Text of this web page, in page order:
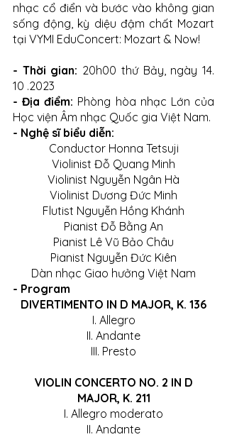
nhạc cổ điển và bước vào không gian
sống động, kỳ diệu đậm chất Mozart
tại VYMI EduConcert: Mozart & Now!
- Thời gian: 20h00 thứ Bảy, ngày 14.
10 .2023
- Địa điểm: Phòng hòa nhạc Lớn của
Học viện Âm nhạc Quốc gia Việt Nam.
- Nghệ sĩ biểu diễn:
Conductor Honna Tetsuji
Violinist Đỗ Quang Minh
Violinist Nguyễn Ngân Hà
Violinist Dương Đức Minh
Flutist Nguyễn Hồng Khánh
Pianist Đỗ Bằng An
Pianist Lê Vũ Bảo Châu
Pianist Nguyễn Đức Kiên
Dàn nhạc Giao hưởng Việt Nam
- Program
DIVERTIMENTO IN D MAJOR, K. 136
I. Allegro
II. Andante
III. Presto
MAJOR, K. 211
I. Allegro moderato
II. Andante